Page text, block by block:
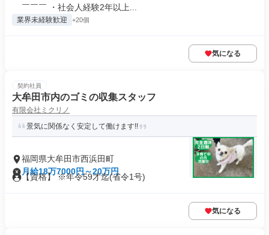
￣￣￣ ・社会人経験2年以上...
業界未経験歓迎 +20個
気になる
契約社員
大牟田市内のゴミの収集スタッフ
有限会社ミクリノ
景気に関係なく安定して働けます!!
福岡県大牟田市西浜田町
月給18万7000円～20万円
【資格】 ※年令59才迄(省令1号)
気になる